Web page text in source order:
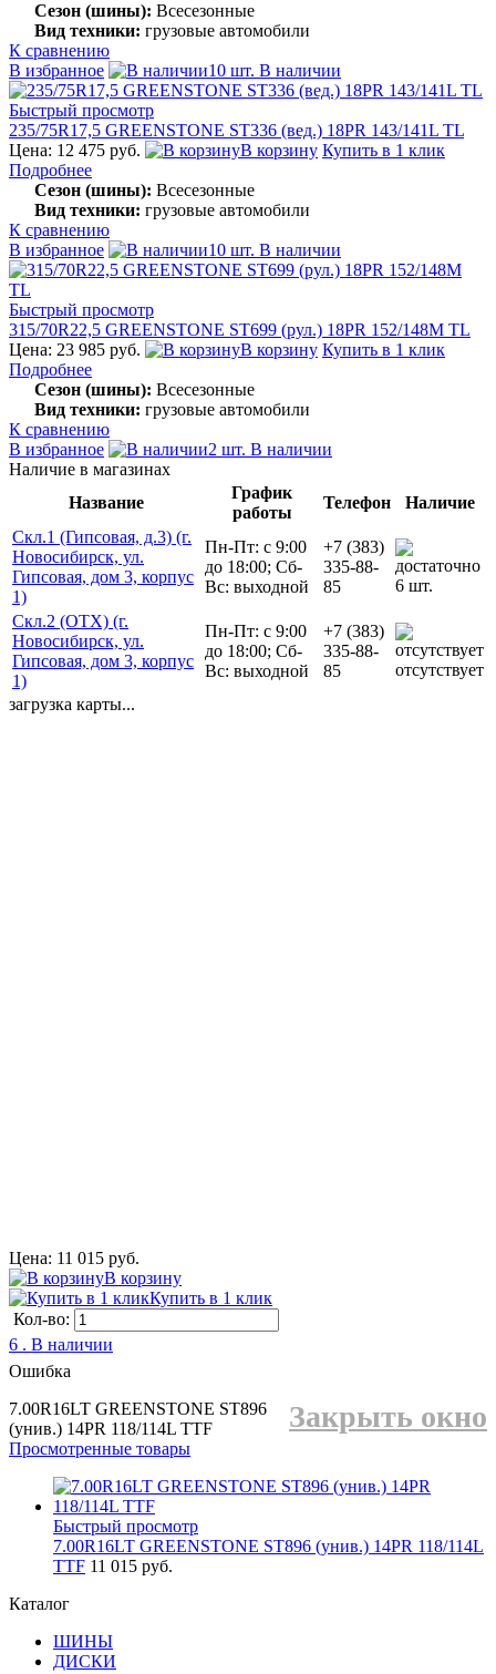
Сезон (шины): Всесезонные
Вид техники: грузовые автомобили
К сравнению
В избранное
10 шт. В наличии
Быстрый просмотр
235/75R17,5 GREENSTONE ST336 (вед.) 18PR 143/141L TL
Цена: 12 475 руб.
В корзину Купить в 1 клик
Подробнее
Сезон (шины): Всесезонные
Вид техники: грузовые автомобили
К сравнению
В избранное
10 шт. В наличии
Быстрый просмотр
315/70R22,5 GREENSTONE ST699 (рул.) 18PR 152/148M TL
Цена: 23 985 руб.
В корзину Купить в 1 клик
Подробнее
Сезон (шины): Всесезонные
Вид техники: грузовые автомобили
К сравнению
В избранное
2 шт. В наличии
Наличие в магазинах
Название
График
работы
Телефон
Наличие
Скл.1 (Гипсовая, д.3) (г.
Новосибирск, ул.
Гипсовая, дом 3, корпус
1)
Пн-Пт: с 9:00
до 18:00; Сб-
Вс: выходной
+7 (383)
335-88-
85
6 шт.
Скл.2 (ОТХ) (г.
Новосибирск, ул.
Гипсовая, дом 3, корпус
1)
Пн-Пт: с 9:00
до 18:00; Сб-
Вс: выходной
+7 (383)
335-88-
85
отсутствует
загрузка карты...
Цена: 11 015 руб.
В корзину
Купить в 1 клик
Кол-во:
6 . В наличии
Ошибка
Закрыть окно
7.00R16LT GREENSTONE ST896
(унив.) 14PR 118/114L TTF
Просмотренные товары
Быстрый просмотр
7.00R16LT GREENSTONE ST896 (унив.) 14PR 118/114L
TTF 11 015 руб.
Каталог
ШИНЫ
ДИСКИ